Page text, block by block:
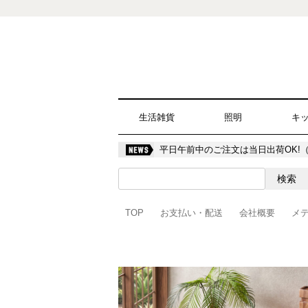
生活雑貨 照明 キ
平日午前中のご注文は当日出荷OK!
TOP お支払い・配送 会社概要 メ